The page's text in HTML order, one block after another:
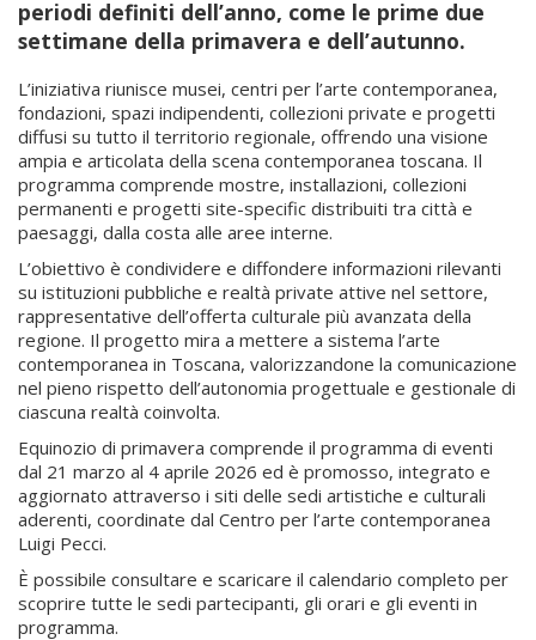
periodi definiti dell’anno, come le prime due
settimane della primavera e dell’autunno.
L’iniziativa riunisce musei, centri per l’arte contemporanea,
fondazioni, spazi indipendenti, collezioni private e progetti
diffusi su tutto il territorio regionale, offrendo una visione
ampia e articolata della scena contemporanea toscana. Il
programma comprende mostre, installazioni, collezioni
permanenti e progetti site-specific distribuiti tra città e
paesaggi, dalla costa alle aree interne.
L’obiettivo è condividere e diffondere informazioni rilevanti
su istituzioni pubbliche e realtà private attive nel settore,
rappresentative dell’offerta culturale più avanzata della
regione. Il progetto mira a mettere a sistema l’arte
contemporanea in Toscana, valorizzandone la comunicazione
nel pieno rispetto dell’autonomia progettuale e gestionale di
ciascuna realtà coinvolta.
Equinozio di primavera comprende il programma di eventi
dal 21 marzo al 4 aprile 2026 ed è promosso, integrato e
aggiornato attraverso i siti delle sedi artistiche e culturali
aderenti, coordinate dal Centro per l’arte contemporanea
Luigi Pecci.
È possibile consultare e scaricare il calendario completo per
scoprire tutte le sedi partecipanti, gli orari e gli eventi in
programma.